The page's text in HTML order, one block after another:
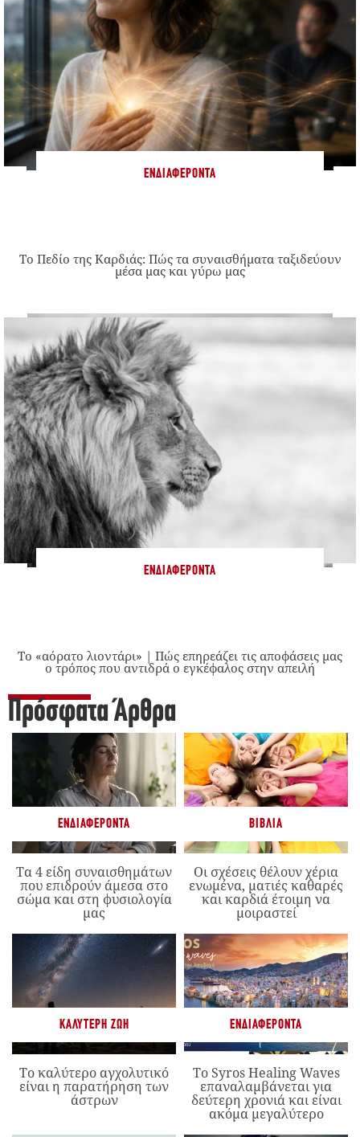
ΕΝΔΙΑΦΈΡΟΝΤΑ
Το Πεδίο της Καρδιάς: Πώς τα συναισθήματα ταξιδεύουν
μέσα μας και γύρω μας
ΕΝΔΙΑΦΈΡΟΝΤΑ
Το «αόρατο λιοντάρι» | Πώς επηρεάζει τις αποφάσεις μας
ο τρόπος που αντιδρά ο εγκέφαλος στην απειλή
Πρόσφατα Άρθρα
ΕΝΔΙΑΦΈΡΟΝΤΑ
Τα 4 είδη συναισθημάτων
που επιδρούν άμεσα στο
σώμα και στη φυσιολογία
μας
ΒΙΒΛΊΑ
Οι σχέσεις θέλουν χέρια
ενωμένα, ματιές καθαρές
και καρδιά έτοιμη να
μοιραστεί
ΚΑΛΎΤΕΡΗ ΖΩΉ
Το καλύτερο αγχολυτικό
είναι η παρατήρηση των
άστρων
ΕΝΔΙΑΦΈΡΟΝΤΑ
Το Syros Healing Waves
επαναλαμβάνεται για
δεύτερη χρονιά και είναι
ακόμα μεγαλύτερο